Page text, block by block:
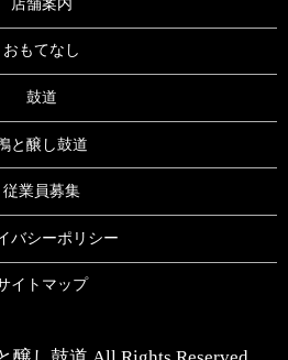
店舗案内
おもてなし
鼓道
と醸し鼓道
従業員募集
バシーポリシー
イトマップ